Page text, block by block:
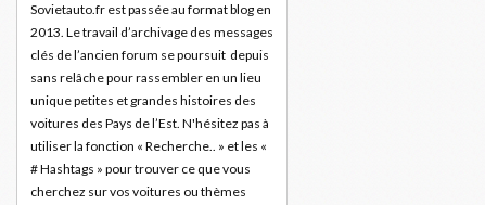
Sovietauto.fr est passée au format blog en
2013. Le travail d’archivage des messages
clés de l’ancien forum se poursuit depuis
sans relâche pour rassembler en un lieu
unique petites et grandes histoires des
voitures des Pays de l’Est. N'hésitez pas à
utiliser la fonction « Recherche.. » et les «
# Hashtags » pour trouver ce que vous
cherchez sur vos voitures ou thèmes